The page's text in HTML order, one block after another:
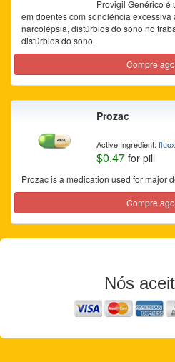
Provigil Genérico é
em doentes com sonolência
narcolepsia, distúrbios do sono no
distúrbios do sono.
Compre
Prozac
Active Ingredient:
$0.47 for pill
Prozac is a medication used for major
Compre
Nós